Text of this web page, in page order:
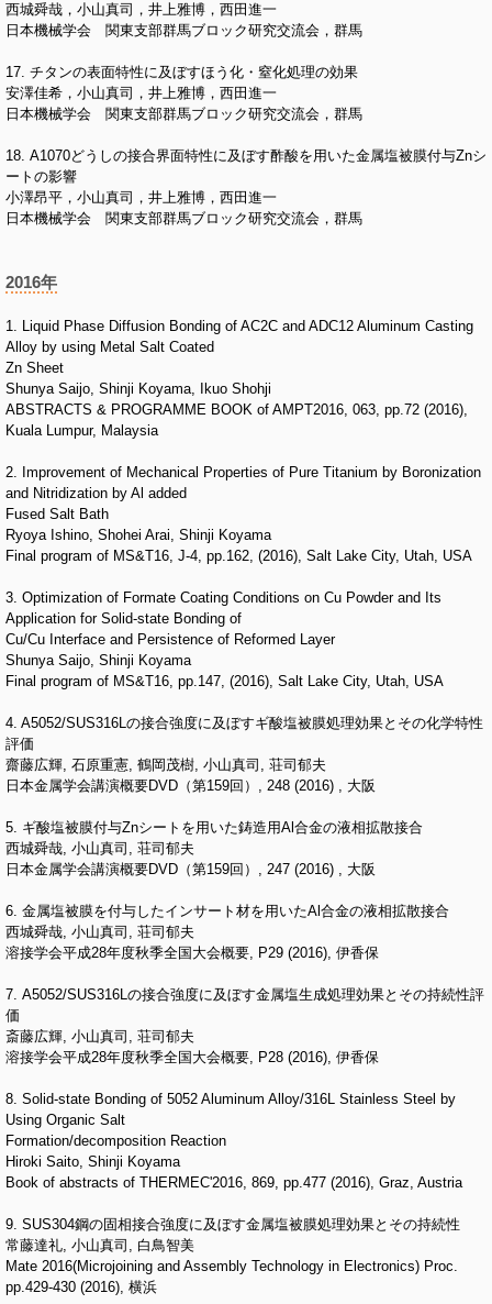
西城舜哉，小山真司，井上雅博，西田進一
日本機械学会 関東支部群馬ブロック研究交流会，群馬
17. チタンの表面特性に及ぼすほう化・窒化処理の効果
安澤佳希，小山真司，井上雅博，西田進一
日本機械学会 関東支部群馬ブロック研究交流会，群馬
18. A1070どうしの接合界面特性に及ぼす酢酸を用いた金属塩被膜付与Znシ
ートの影響
小澤昂平，小山真司，井上雅博，西田進一
日本機械学会 関東支部群馬ブロック研究交流会，群馬
2016年
1. Liquid Phase Diffusion Bonding of AC2C and ADC12 Aluminum Casting
Alloy by using Metal Salt Coated
Zn Sheet
Shunya Saijo, Shinji Koyama, Ikuo Shohji
ABSTRACTS & PROGRAMME BOOK of AMPT2016, 063, pp.72 (2016),
Kuala Lumpur, Malaysia
2. Improvement of Mechanical Properties of Pure Titanium by Boronization
and Nitridization by Al added
Fused Salt Bath
Ryoya Ishino, Shohei Arai, Shinji Koyama
Final program of MS&T16, J-4, pp.162, (2016), Salt Lake City, Utah, USA
3. Optimization of Formate Coating Conditions on Cu Powder and Its
Application for Solid-state Bonding of
Cu/Cu Interface and Persistence of Reformed Layer
Shunya Saijo, Shinji Koyama
Final program of MS&T16, pp.147, (2016), Salt Lake City, Utah, USA
4. A5052/SUS316Lの接合強度に及ぼすギ酸塩被膜処理効果とその化学特性
評価
齋藤広輝, 石原重憲, 鶴岡茂樹, 小山真司, 荘司郁夫
日本金属学会講演概要DVD（第159回）, 248 (2016) , 大阪
5. ギ酸塩被膜付与Znシートを用いた鋳造用Al合金の液相拡散接合
西城舜哉, 小山真司, 荘司郁夫
日本金属学会講演概要DVD（第159回）, 247 (2016) , 大阪
6. 金属塩被膜を付与したインサート材を用いたAl合金の液相拡散接合
西城舜哉, 小山真司, 荘司郁夫
溶接学会平成28年度秋季全国大会概要, P29 (2016), 伊香保
7. A5052/SUS316Lの接合強度に及ぼす金属塩生成処理効果とその持続性評
価
斎藤広輝, 小山真司, 荘司郁夫
溶接学会平成28年度秋季全国大会概要, P28 (2016), 伊香保
8. Solid-state Bonding of 5052 Aluminum Alloy/316L Stainless Steel by
Using Organic Salt
Formation/decomposition Reaction
Hiroki Saito, Shinji Koyama
Book of abstracts of THERMEC'2016, 869, pp.477 (2016), Graz, Austria
9. SUS304鋼の固相接合強度に及ぼす金属塩被膜処理効果とその持続性
常藤達礼, 小山真司, 白鳥智美
Mate 2016(Microjoining and Assembly Technology in Electronics) Proc.
pp.429-430 (2016), 横浜